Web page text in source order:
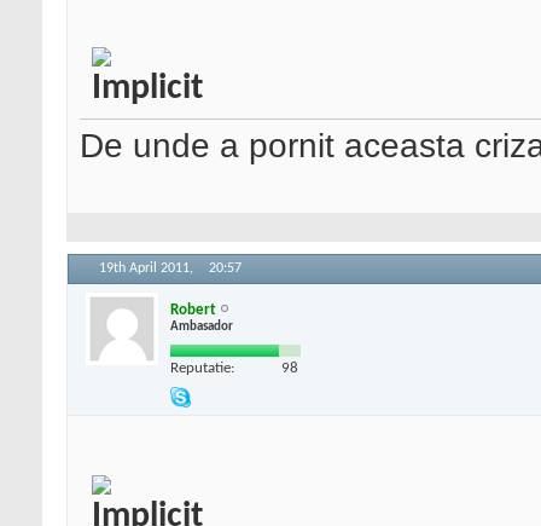
De unde a pornit aceasta
19th April 2011, 20:57
Robert
Ambasador
Reputatie: 98